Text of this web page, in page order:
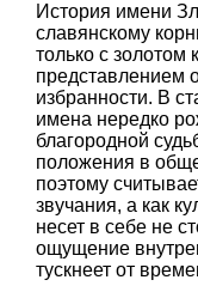
История имени
славянскому
только с золотом
представлением
избранности. В
имена нередко
благородной
положения в
поэтому
звучания, а как
несет в себе не
ощущение
тускнеет от